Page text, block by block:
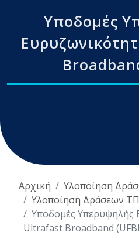
Υποδομές
Αρχική
Υλοποίηση
Υλοποίηση Δράσεων
Υποδομές Υπερυψηλής
Ultrafast Broadband